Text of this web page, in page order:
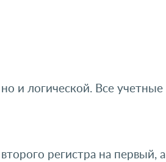
и логической. Все
регистра на первый,